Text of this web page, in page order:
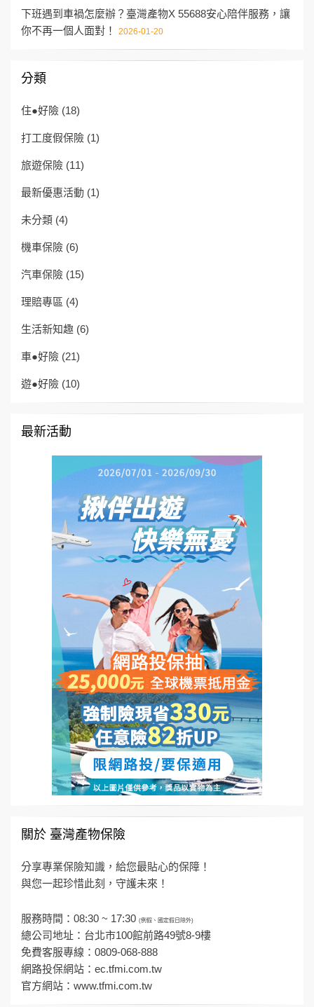
下班遇到車禍怎麼辦？臺灣產物X 55688安心陪伴服務，讓
你不再一個人面對！
2026-01-20
分類
住●好險 (18)
打工度假保險 (1)
旅遊保險 (11)
最新優惠活動 (1)
未分類 (4)
機車保險 (6)
汽車保險 (15)
理賠專區 (4)
生活新知趣 (6)
車●好險 (21)
遊●好險 (10)
最新活動
關於 臺灣產物保險
分享專業保險知識，給您最貼心的保障！
與您一起珍惜此刻，守護未來！
服務時間：08:30 ~ 17:30 (例假、國定假日除外)
總公司地址：台北市100館前路49號8-9樓
免費客服專線：0809-068-888
網路投保網站： ec.tfmi.com.tw
官方網站： www.tfmi.com.tw